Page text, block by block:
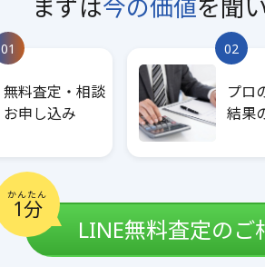
まずは今の価値を聞
01
無料査定・相談
お申し込み
02
プロ
結果
かんたん
1分
LINE無料査定のご